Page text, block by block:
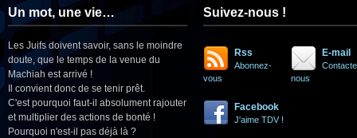
Un mot, une vie…
Les Juifs doivent savoir, sans le moindre
doute, que le temps de la venue du
Machiah est arrivé !
Il convient donc de se tenir prêt.
C'est pourquoi faut-il absolument rajouter
et multiplier des actions de bonté !
Pourquoi n'est-il pas déjà là ?
Suivez-nous !
Rss
Abonnez-
vous
E-mail
nous
Facebook
J'aime TDV !